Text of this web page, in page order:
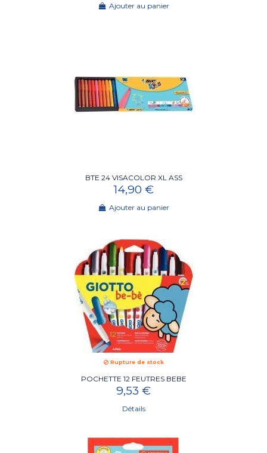
Ajouter au panier
BTE 24 VISACOLOR XL ASS
14,90 €
Ajouter au panier
Rupture de stock
POCHETTE 12 FEUTRES BEBE
9,53 €
Détails